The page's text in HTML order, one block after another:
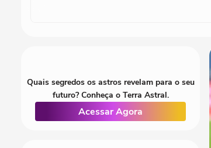
Quais segredos os astros revelam para o seu
futuro? Conheça o Terra Astral.
Acessar Agora